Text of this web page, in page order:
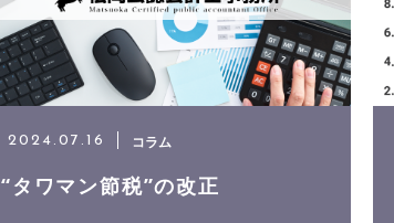
2024.07.16 コラム
“タワマン節税”の改正